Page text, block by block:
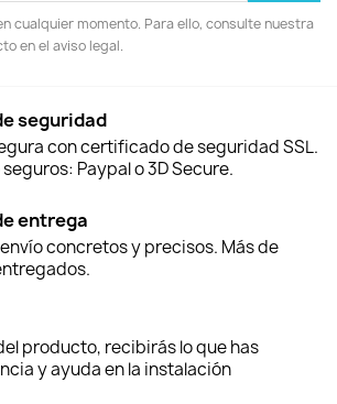
cualquier momento. Para ello, consulte nuestra
en el aviso legal.
seguridad
con certificado de seguridad SSL.
Paypal o 3D Secure.
entrega
concretos y precisos. Más de
producto, recibirás lo que has
y ayuda en la instalación